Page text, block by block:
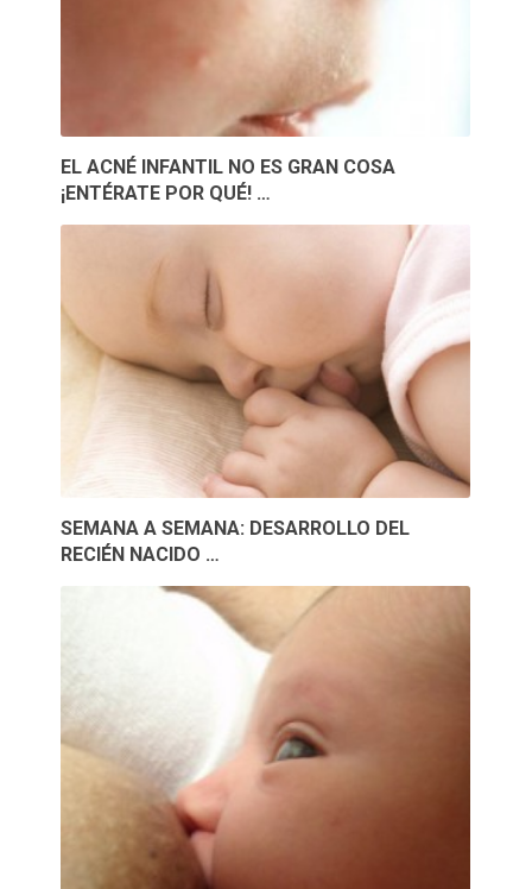
EL ACNÉ INFANTIL NO ES GRAN COSA
¡ENTÉRATE POR QUÉ! …
SEMANA A SEMANA: DESARROLLO DEL
RECIÉN NACIDO …